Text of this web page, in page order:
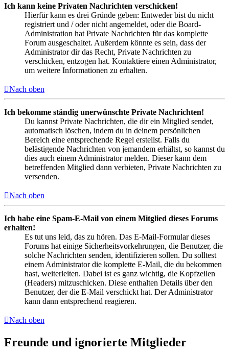
Ich kann keine Privaten Nachrichten verschicken!
Hierfür kann es drei Gründe geben: Entweder bist du nicht
registriert und / oder nicht angemeldet, oder die Board-
Administration hat Private Nachrichten für das komplette
Forum ausgeschaltet. Außerdem könnte es sein, dass der
Administrator dir das Recht, Private Nachrichten zu
verschicken, entzogen hat. Kontaktiere einen Administrator,
um weitere Informationen zu erhalten.
Nach oben
Ich bekomme ständig unerwünschte Private Nachrichten!
Du kannst Private Nachrichten, die dir ein Mitglied sendet,
automatisch löschen, indem du in deinem persönlichen
Bereich eine entsprechende Regel erstellst. Falls du
belästigende Nachrichten von jemandem erhältst, so kannst du
dies auch einem Administrator melden. Dieser kann dem
betreffenden Mitglied dann verbieten, Private Nachrichten zu
versenden.
Nach oben
Ich habe eine Spam-E-Mail von einem Mitglied dieses Forums
erhalten!
Es tut uns leid, das zu hören. Das E-Mail-Formular dieses
Forums hat einige Sicherheitsvorkehrungen, die Benutzer, die
solche Nachrichten senden, identifizieren sollen. Du solltest
einem Administrator die komplette E-Mail, die du bekommen
hast, weiterleiten. Dabei ist es ganz wichtig, die Kopfzeilen
(Headers) mitzuschicken. Diese enthalten Details über den
Benutzer, der die E-Mail verschickt hat. Der Administrator
kann dann entsprechend reagieren.
Nach oben
Freunde und ignorierte Mitglieder